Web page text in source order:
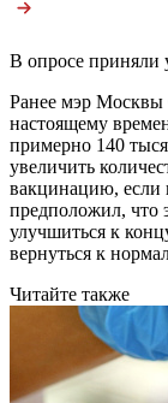
В опросе приняли
Ранее мэр Москвы
настоящему
примерно 140
увеличить
вакцинацию, если
предположил, что
улучшиться к
вернуться к
Читайте также